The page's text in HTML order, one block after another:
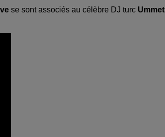
se sont associés au célèbre DJ turc Ummet